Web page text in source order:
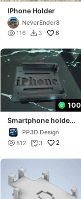
IPhone Holder
NeverEnder8
 116  3 6
100
Smartphone holder
for Iphone
PP3D Design
 812  3 2